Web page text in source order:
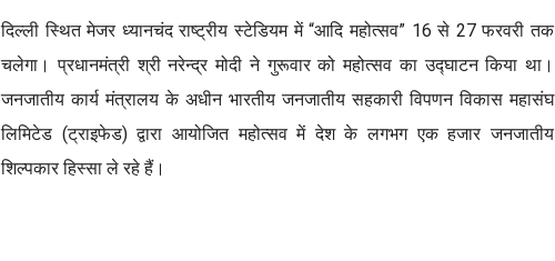
दिल्ली स्थित मेजर ध्यानचंद राष्ट्रीय स्टेडियम में “आदि महोत्सव” 16 से 27 फरवरी तक
चलेगा। प्रधानमंत्री श्री नरेन्द्र मोदी ने गुरूवार को महोत्सव का उद्घाटन किया था।
जनजातीय कार्य मंत्रालय के अधीन भारतीय जनजातीय सहकारी विपणन विकास महासंघ
लिमिटेड (ट्राइफेड) द्वारा आयोजित महोत्सव में देश के लगभग एक हजार जनजातीय
शिल्पकार हिस्सा ले रहे हैं।